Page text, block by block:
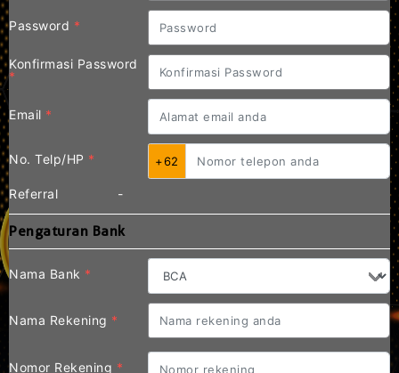
Password *
Konfirmasi Password
*
Email *
No. Telp/HP * +62
Referral -
Pengaturan Bank
Nama Bank *
Nama Rekening *
Nomor Rekening *